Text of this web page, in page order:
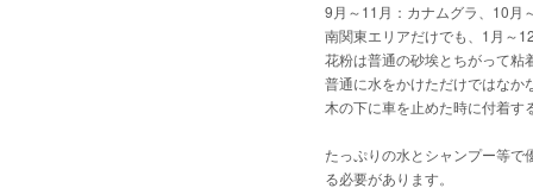
9月～11月：カナムグラ、10月
南関東エリアだけでも、1月～
花粉は普通の砂埃とちがって粘
普通に水をかけただけではなか
木の下に車を止めた時に付着
たっぷりの水とシャンプー等
る必要があります。